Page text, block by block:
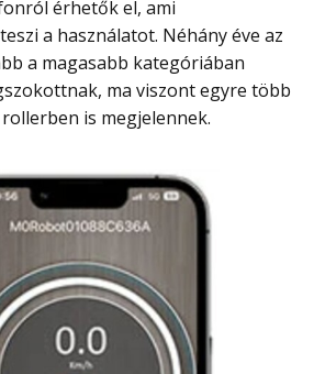
érhetők el, ami
a használatot. Néhány éve az
a magasabb kategóriában
ma viszont egyre több
is megjelennek.